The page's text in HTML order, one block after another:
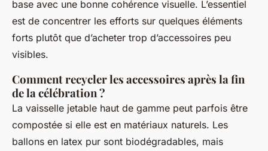
base avec une bonne cohérence visuelle. L’essentiel
est de concentrer les efforts sur quelques éléments
forts plutôt que d’acheter trop d’accessoires peu
visibles.
Comment recycler les accessoires après la fin
de la célébration ?
La vaisselle jetable haut de gamme peut parfois être
compostée si elle est en matériaux naturels. Les
ballons en latex pur sont biodégradables, mais